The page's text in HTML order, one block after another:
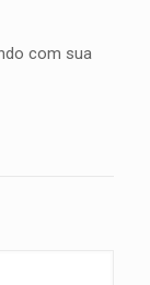
com sua